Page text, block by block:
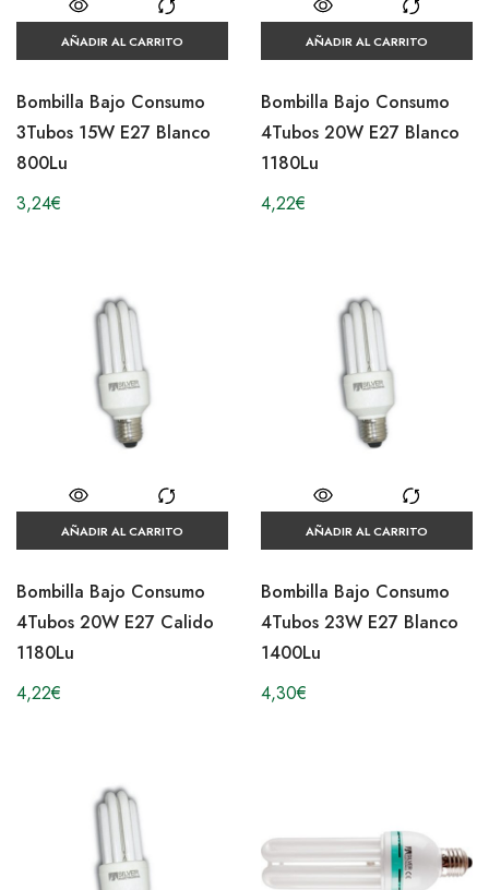
AÑADIR AL CARRITO
Bombilla Bajo Consumo
3Tubos 15W E27 Blanco
800Lu
3,24€
AÑADIR AL CARRITO
Bombilla Bajo Consumo
4Tubos 20W E27 Blanco
1180Lu
4,22€
AÑADIR AL CARRITO
Bombilla Bajo Consumo
4Tubos 20W E27 Calido
1180Lu
4,22€
AÑADIR AL CARRITO
Bombilla Bajo Consumo
4Tubos 23W E27 Blanco
1400Lu
4,30€